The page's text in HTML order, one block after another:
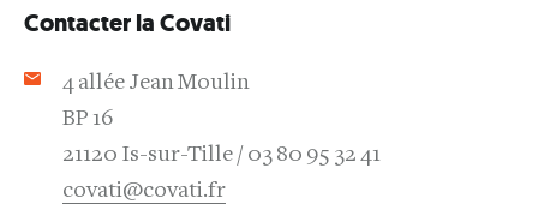
Contacter la Covati
4 allée Jean Moulin
BP 16
21120 Is-sur-Tille
03 80 95 32 41
covati@covati.fr